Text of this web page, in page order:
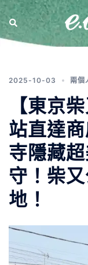
2025-10-03 兩個
【東京
站直達
寺隱藏
守！柴
地！